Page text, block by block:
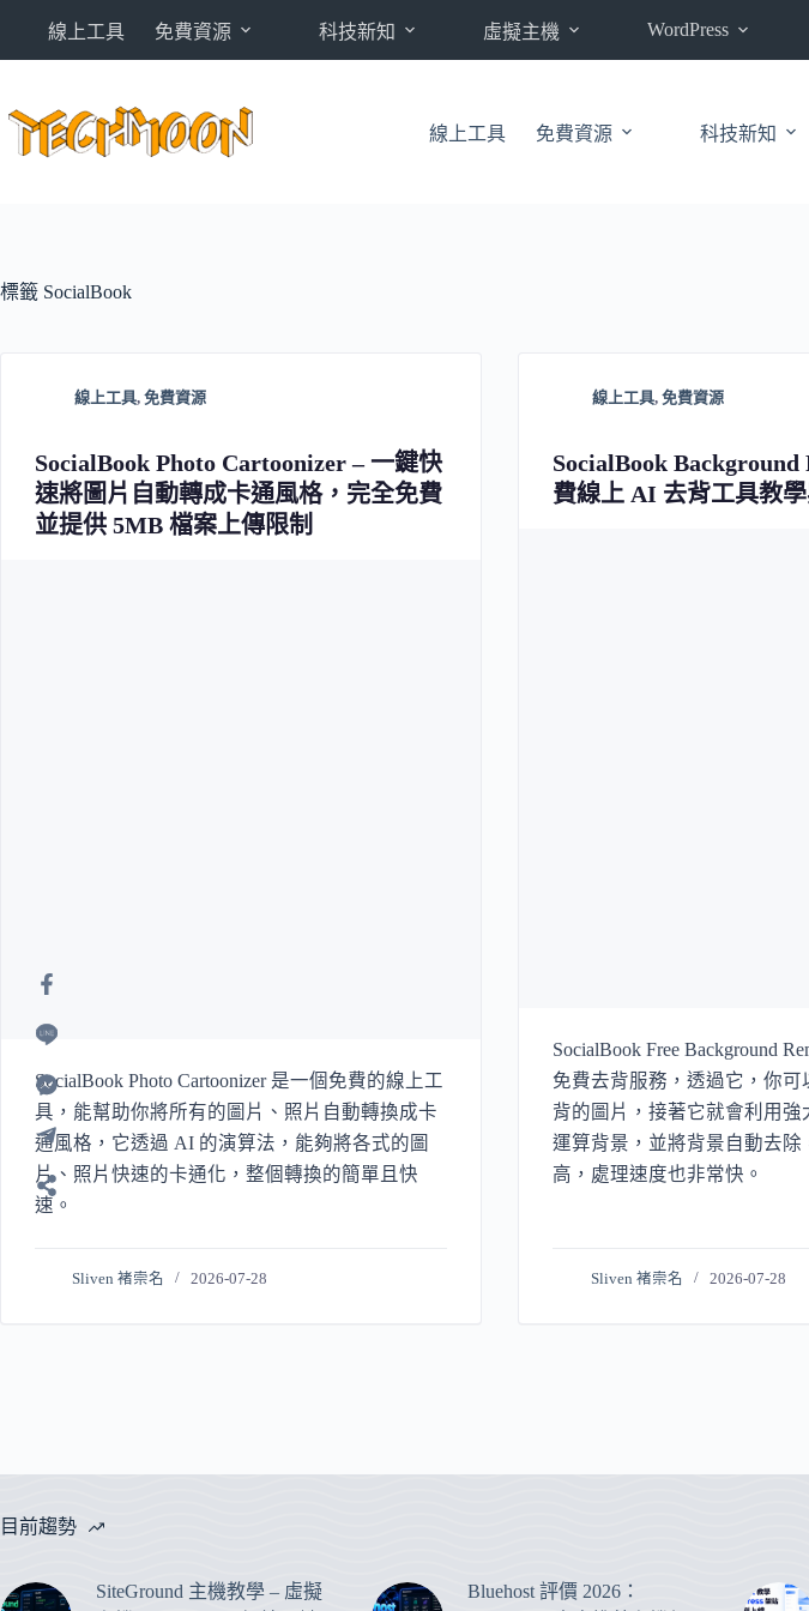
內
線上工具 免費資源 科技新知 虛擬主機 WordPress
線上工具 免費資源 科技新知
標籤 SocialBook
線上工具, 免費資源
SocialBook Photo Cartoonizer – 一鍵快
速將圖片自動轉成卡通風格，完全免費
並提供 5MB 檔案上傳限制
SocialBook Photo Cartoonizer 是一個免費的線上工
具，能幫助你將所有的圖片、照片自動轉換成卡
通風格，它透過 AI 的演算法，能夠將各式的圖
片、照片快速的卡通化，整個轉換的簡單且快
速。
Sliven 褚崇名 2026-07-28
線上工具, 免費資源
SocialBook Background
費線上 AI 去背工具教
SocialBook Free Background
免費去背服務，透過它，你可
背的圖片，接著它就會利用強
運算背景，並將背景自動去除
高，處理速度也非常快。
Sliven 褚崇名 2026-07-28
目前趨勢
SiteGround 主機教學 – 虛擬
Bluehost 評價 2026：